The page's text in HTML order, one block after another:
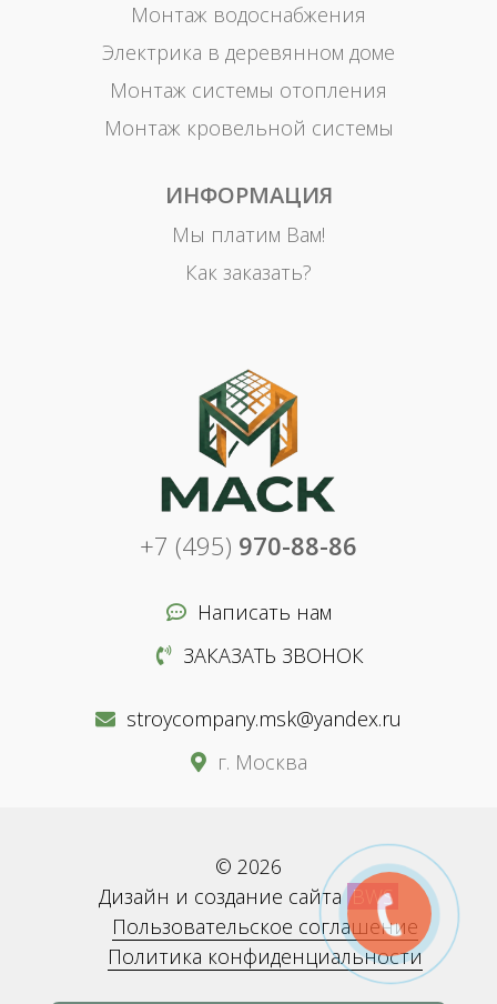
Монтаж водоснабжения
Электрика в деревянном доме
Монтаж системы отопления
Монтаж кровельной системы
ИНФОРМАЦИЯ
Мы платим Вам!
Как заказать?
+7 (495) 970-88-86
Написать нам
ЗАКАЗАТЬ ЗВОНОК
stroycompany.msk@yandex.ru
г. Москва
© 2026
Дизайн и создание сайта BWS
Пользовательское соглашение
Политика конфиденциальности